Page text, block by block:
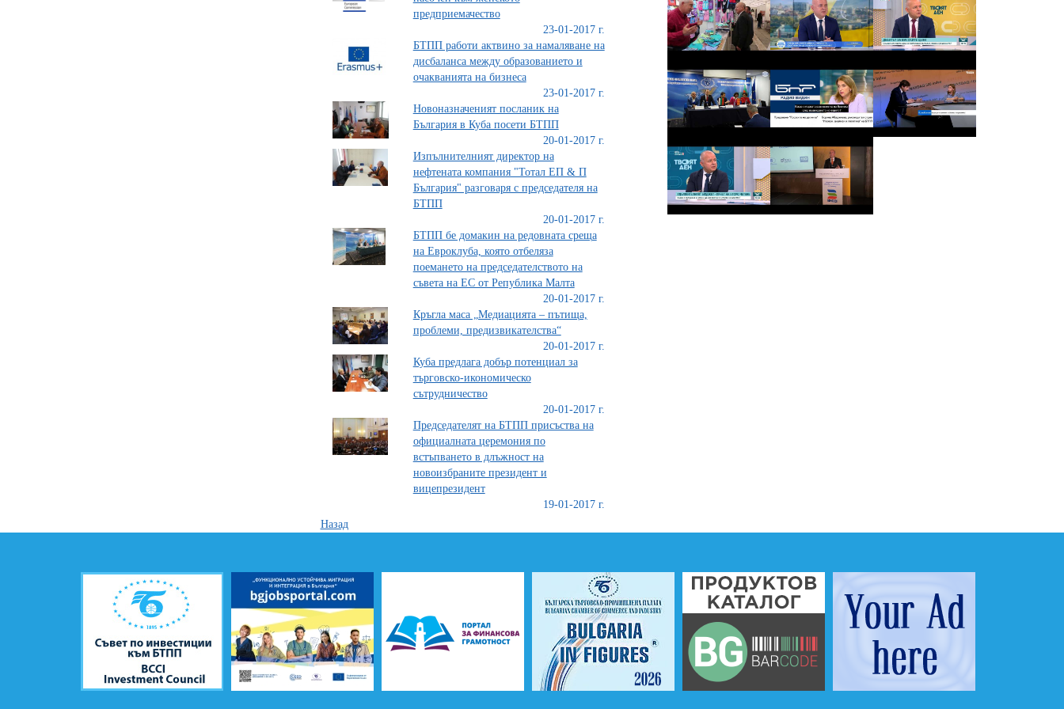
предприемачество
23-01-2017 г.
БТПП работи актвино за намаляване на
дисбаланса между образованието и
очакванията на бизнеса
23-01-2017 г.
Новоназначеният посланик на
България в Куба посети БТПП
20-01-2017 г.
Изпълнителният директор на
нефтената компания "Тотал ЕП & П
България" разговаря с председателя на
БТПП
20-01-2017 г.
БТПП бе домакин на редовната среща
на Евроклуба, която отбеляза
поемането на председателството на
съвета на ЕС от Република Малта
20-01-2017 г.
Кръгла маса „Медиацията – пътища,
проблеми, предизвикателства“
20-01-2017 г.
Куба предлага добър потенциал за
търговско-икономическо
сътрудничество
20-01-2017 г.
Председателят на БТПП присъства на
официалната церемония по
встъпването в длъжност на
новоизбраните президент и
вицепрезидент
19-01-2017 г.
Назад